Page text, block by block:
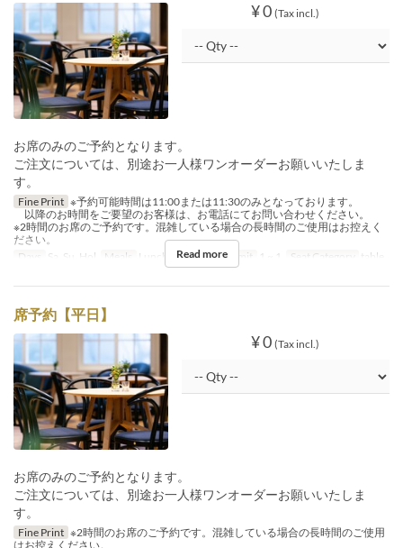
¥ 0 (Tax incl.)
お席のみのご予約となります。
ご注文については、別途お一人様ワンオーダーお願いいたしま
す。
Fine Print ※予約可能時間は11:00または11:30のみとなっております。
以降のお時間をご要望のお客様は、お電話にてお問い合わせください。
※2時間のお席のご予約です。混雑している場合の長時間のご使用はお控えく
ださい。
Days
Sa, Su, Hol Meals Lunch, Tea Order Limit 1 ~ 1 Seat Category table
Read more
席予約【平日】
¥ 0 (Tax incl.)
お席のみのご予約となります。
ご注文については、別途お一人様ワンオーダーお願いいたしま
す。
Fine Print ※2時間のお席のご予約です。混雑している場合の長時間のご使用
はお控えください。